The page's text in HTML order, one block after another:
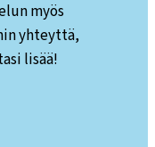
myös
yhteyttä,
lisää!